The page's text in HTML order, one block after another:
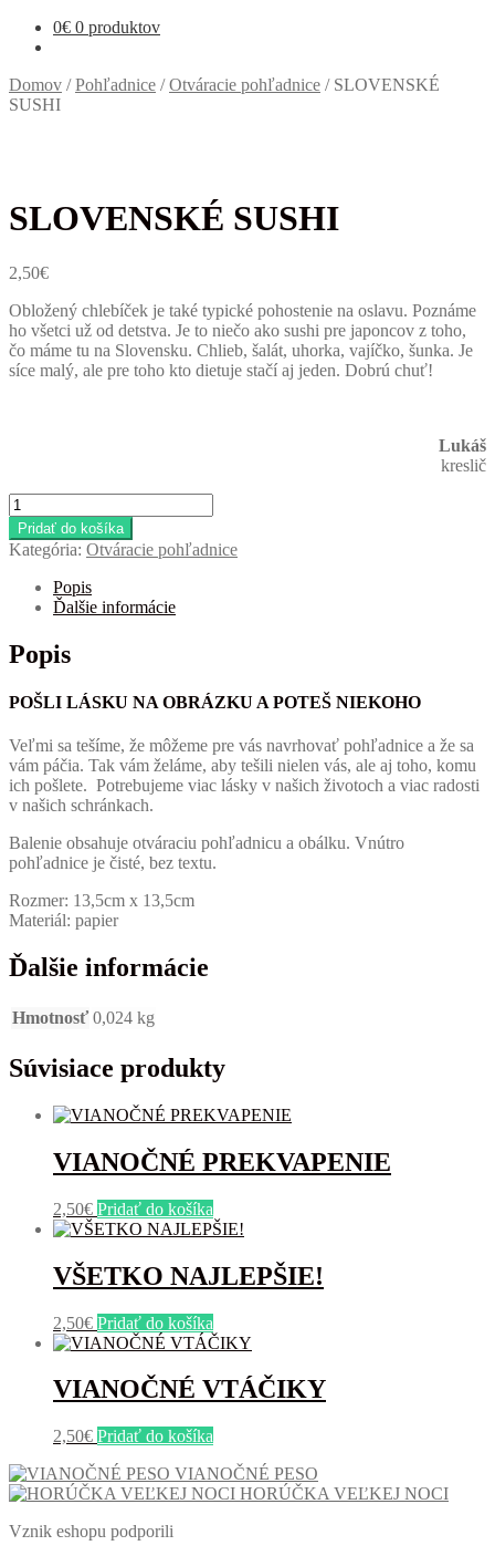
0€ 0 produktov
Domov /Pohľadnice /Otváracie pohľadnice / SLOVENSKÉ
SUSHI
SLOVENSKÉ SUSHI
2,50€
Obložený chlebíček je také typické pohostenie na oslavu. Poznáme
ho všetci už od detstva. Je to niečo ako sushi pre japoncov z toho,
čo máme tu na Slovensku. Chlieb, šalát, uhorka, vajíčko, šunka. Je
síce malý, ale pre toho kto dietuje stačí aj jeden. Dobrú chuť!
Lukáš
kreslič
množstvo
SLOVENSKÉ
SUSHI
Pridať do košíka
Kategória: Otváracie pohľadnice
Popis
Ďalšie informácie
Popis
POŠLI LÁSKU NA OBRÁZKU A POTEŠ NIEKOHO
Veľmi sa tešíme, že môžeme pre vás navrhovať pohľadnice a že sa
vám páčia. Tak vám želáme, aby tešili nielen vás, ale aj toho, komu
ich pošlete. Potrebujeme viac lásky v našich životoch a viac radosti
v našich schránkach.
Balenie obsahuje otváraciu pohľadnicu a obálku. Vnútro
pohľadnice je čisté, bez textu.
Rozmer: 13,5cm x 13,5cm
Materiál: papier
Ďalšie informácie
Hmotnosť 0,024 kg
Súvisiace produkty
VIANOČNÉ PREKVAPENIE
2,50€ Pridať do košíka
VŠETKO NAJLEPŠIE!
2,50€ Pridať do košíka
VIANOČNÉ VTÁČIKY
2,50€ Pridať do košíka
VIANOČNÉ PESO
HORÚČKA VEĽKEJ NOCI
Vznik eshopu podporili